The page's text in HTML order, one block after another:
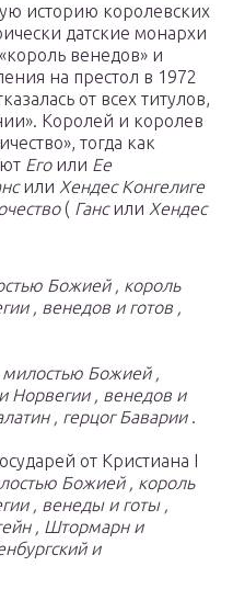
историю королевских
датские монархи
венедов» и
на престол в 1972
от всех титулов,
Королей и королев
тогда как
Егоили Ее
или Хендес Конгелиге
( Гансили Хендес
Божией , король
, венедов и готов ,
милостью Божией ,
Норвегии , венедов и
, герцог Баварии.
от Кристиана I
Божией , король
, венеды и готы ,
, Штормарн и
и